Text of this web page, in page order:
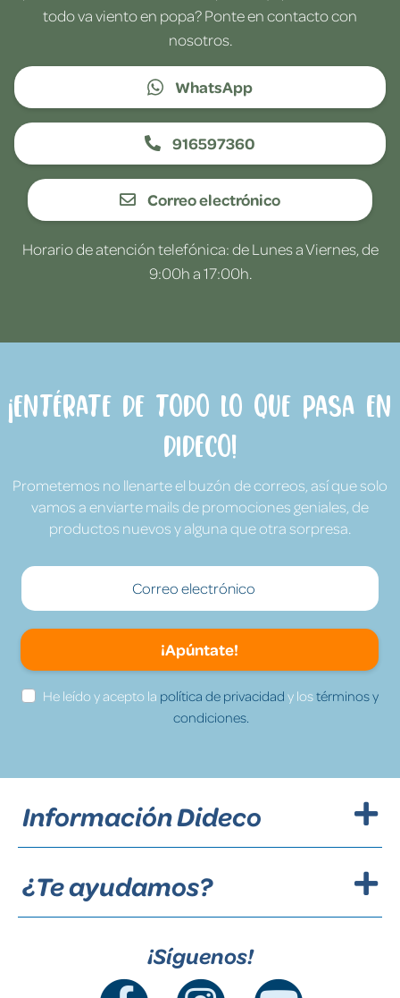
todo va viento en popa? Ponte en contacto con
nosotros.
WhatsApp
916597360
Correo electrónico
Horario de atención telefónica: de Lunes a Viernes, de
9:00h a 17:00h.
¡Entérate de todo lo que pasa en
Dideco!
Prometemos no llenarte el buzón de correos, así que solo
vamos a enviarte mails de promociones geniales, de
productos nuevos y alguna que otra sorpresa.
¡Apúntate!
He leído y acepto la política de privacidad y lostérminos y
condiciones.
Información Dideco
¿Te ayudamos?
¡Síguenos!